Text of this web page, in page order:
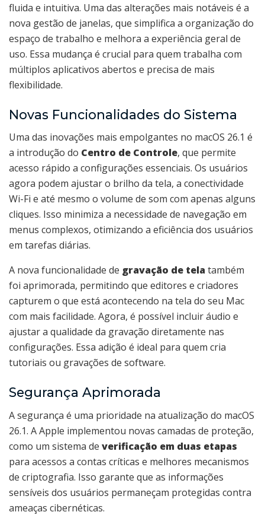
fluida e intuitiva. Uma das alterações mais notáveis é a
nova gestão de janelas, que simplifica a organização do
espaço de trabalho e melhora a experiência geral de
uso. Essa mudança é crucial para quem trabalha com
múltiplos aplicativos abertos e precisa de mais
flexibilidade.
Novas Funcionalidades do Sistema
Uma das inovações mais empolgantes no macOS 26.1 é
a introdução do Centro de Controle, que permite
acesso rápido a configurações essenciais. Os usuários
agora podem ajustar o brilho da tela, a conectividade
Wi-Fi e até mesmo o volume de som com apenas alguns
cliques. Isso minimiza a necessidade de navegação em
menus complexos, otimizando a eficiência dos usuários
em tarefas diárias.
A nova funcionalidade de gravação de tela também
foi aprimorada, permitindo que editores e criadores
capturem o que está acontecendo na tela do seu Mac
com mais facilidade. Agora, é possível incluir áudio e
ajustar a qualidade da gravação diretamente nas
configurações. Essa adição é ideal para quem cria
tutoriais ou gravações de software.
Segurança Aprimorada
A segurança é uma prioridade na atualização do macOS
26.1. A Apple implementou novas camadas de proteção,
como um sistema de verificação em duas etapas
para acessos a contas críticas e melhores mecanismos
de criptografia. Isso garante que as informações
sensíveis dos usuários permaneçam protegidas contra
ameaças cibernéticas.